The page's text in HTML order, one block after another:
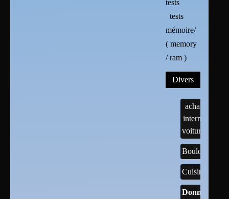
tests
tests
mémoire/
( memory
/ ram )
Divers
achats
internet
voitures
Boulots
Cuisine
Données